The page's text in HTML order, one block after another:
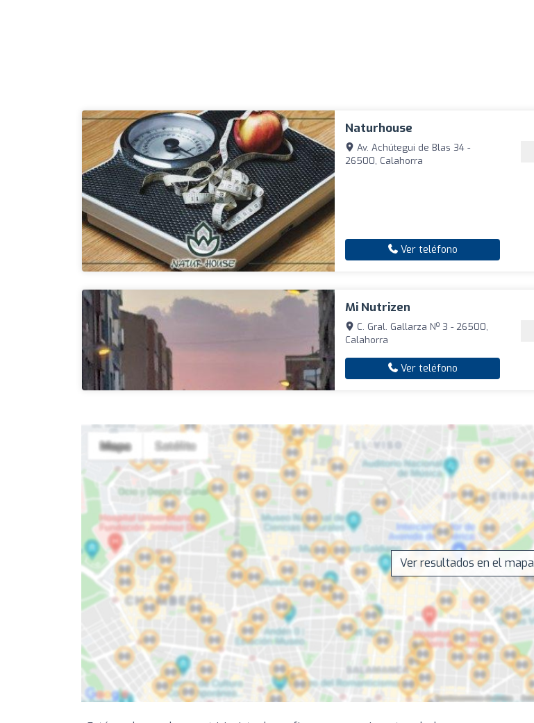
Naturhouse
Av. Achútegui de Blas 34 -
26500, Calahorra
Ver teléfono
Mi Nutrizen
C. Gral. Gallarza Nº 3 - 26500,
Calahorra
Ver teléfono
Ver resultados en el mapa